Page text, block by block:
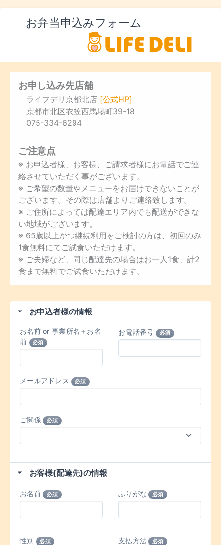
お弁当申込みフォーム
お申し込み先店舗
ライフデリ京都北店 [公式HP]
京都市北区衣笠西馬場町39-18
075-334-6294
ご注意点
※ お申込者様、お客様、ご請求者様にお電話でご連
絡させていただく事がございます。
※ ご希望の数量やメニューをお届けできないことが
ございます。その際は店舗よりご連絡致します。
※ ご住所によっては配達エリア内でも配送ができな
い地域がございます。
※ 65歳以上かつ継続利用をご検討の方は、初回のみ
1食無料にてご試食いただけます。
※ ご夫婦など、同じ配達先の場合はお一人1食、計2
食まで無料でご試食いただけます。
お申込者様の情報
お名前 or 事業所名＋お名
前
必須
お電話番号 必須
メールアドレス 必須
ご関係 必須
お客様(配達先)の情報
お名前 必須 ふりがな 必須
性別 必須 支払方法 必須